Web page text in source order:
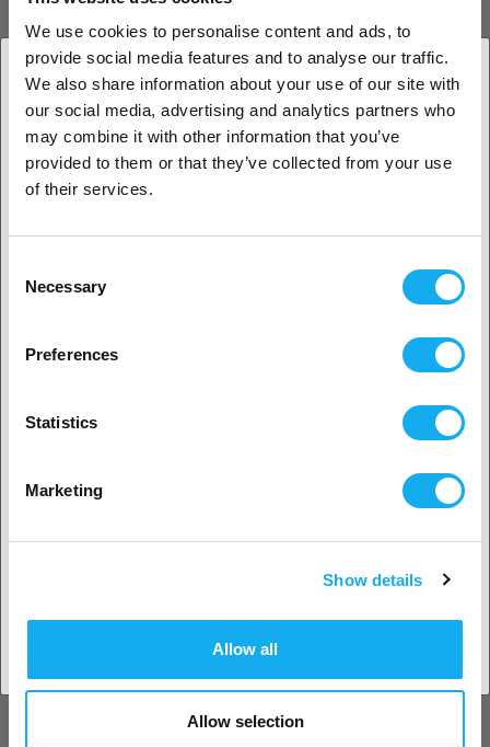
We use cookies to personalise content and ads, to
provide social media features and to analyse our traffic.
We also share information about your use of our site with
our social media, advertising and analytics partners who
may combine it with other information that you’ve
provided to them or that they’ve collected from your use
of their services.
Selection
Necessary
Preferences
Statistics
Marketing
Show details
Allow all
Allow selection
Duplicator 5S en de Duplicator 5S MINI.
REVIEWS
Product
Naam*
1. Ben je een zakelijke of een particuliere klant?
Zakelijke klant
Particuliere klant